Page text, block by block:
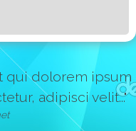
qui dolorem ipsum
adipisci velit..."